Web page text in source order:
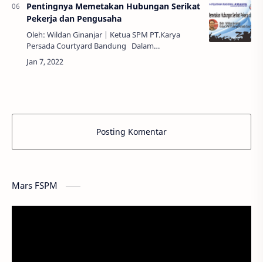
Pentingnya Memetakan Hubungan Serikat
Pekerja dan Pengusaha
Oleh: Wildan Ginanjar | Ketua SPM PT.Karya
Persada Courtyard Bandung Dalam
menciptakan hubungan industrial yang harmonis
tentunya tidak luput dari hambatan. Indonesia
Posting Komentar
Mars FSPM